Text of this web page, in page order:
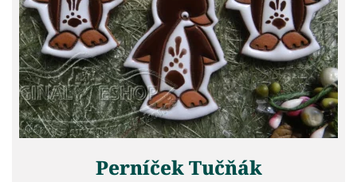
Perníček Tučňák